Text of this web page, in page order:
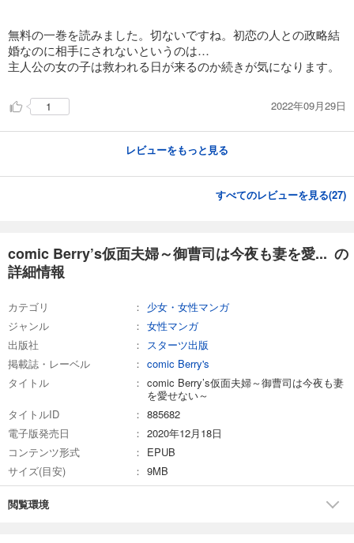
無料の一巻を読みました。切ないですね。初恋の人との政略結
婚なのに相手にされないというのは…
主人公の女の子は救われる日が来るのか続きが気になります。
1 2022年09月29日
レビューをもっと見る
すべてのレビューを見る(27)
comic Berry’s仮面夫婦～御曹司は今夜も妻を愛... の
詳細情報
カテゴリ
少女・女性マンガ
ジャンル
女性マンガ
出版社
スターツ出版
掲載誌・レーベル
comic Berry's
タイトル
comic Berry’s仮面夫婦～御曹司は今夜も妻
を愛せない～
タイトルID
885682
電子版発売日
2020年12月18日
コンテンツ形式
EPUB
サイズ(目安)
9MB
閲覧環境